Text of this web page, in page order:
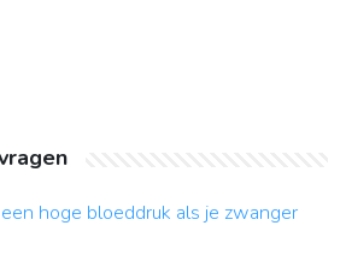
hoge bloeddruk als je zwanger